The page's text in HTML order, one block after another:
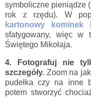
symboliczne pieniądze
rok z rzędu). W
kartonowy kominek
sfatygowany, więc w
Świętego Mikołaja.
4. Fotografuj nie
szczegóły. Zoom na
pudełka czy na inne
potem stworzyć